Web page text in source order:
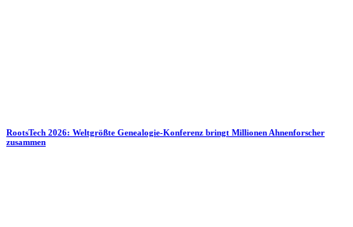
RootsTech 2026: Weltgrößte Genealogie-Konferenz bringt Millionen Ahnenforscher
zusammen